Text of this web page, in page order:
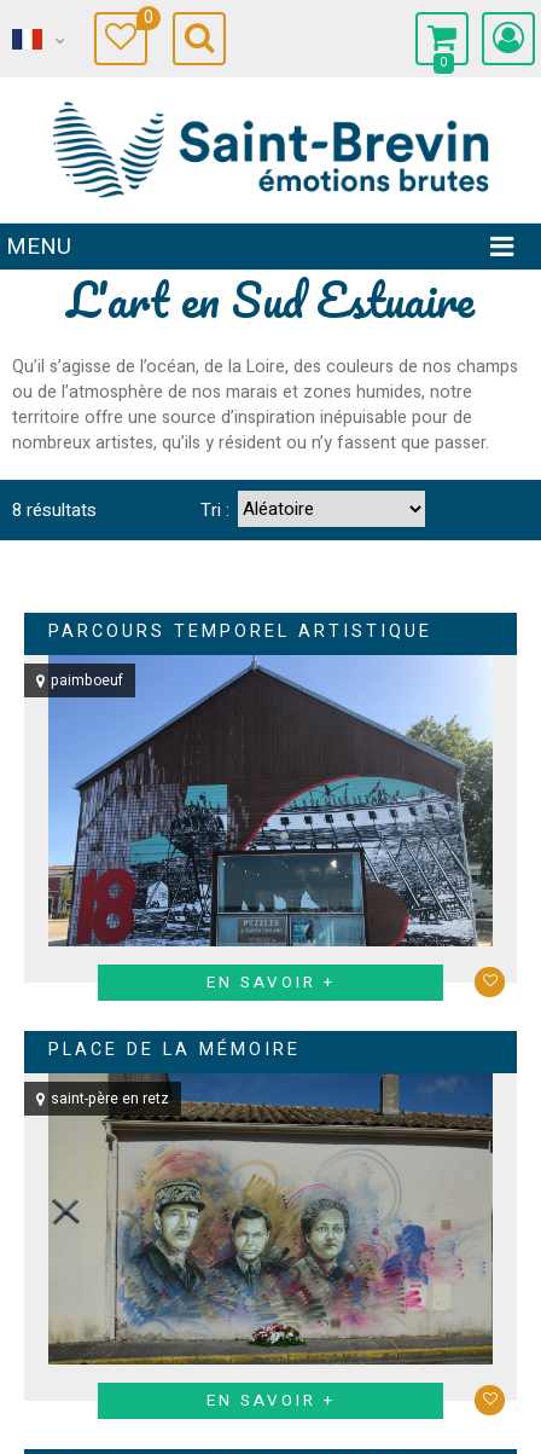
0
0
MENU
L'art en Sud Estuaire
Qu’il s’agisse de l’océan, de la Loire, des couleurs de nos champs
ou de l’atmosphère de nos marais et zones humides, notre
territoire offre une source d’inspiration inépuisable pour de
nombreux artistes, qu’ils y résident ou n’y fassent que passer.
8 résultats Tri :
PARCOURS TEMPOREL ARTISTIQUE
paimboeuf
EN SAVOIR +
PLACE DE LA MÉMOIRE
saint-père en retz
EN SAVOIR +